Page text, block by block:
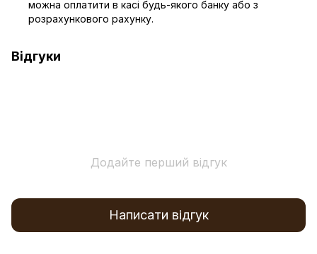
можна оплатити в касі будь-якого банку або з
розрахункового рахунку.
Відгуки
Додайте перший відгук
Написати відгук